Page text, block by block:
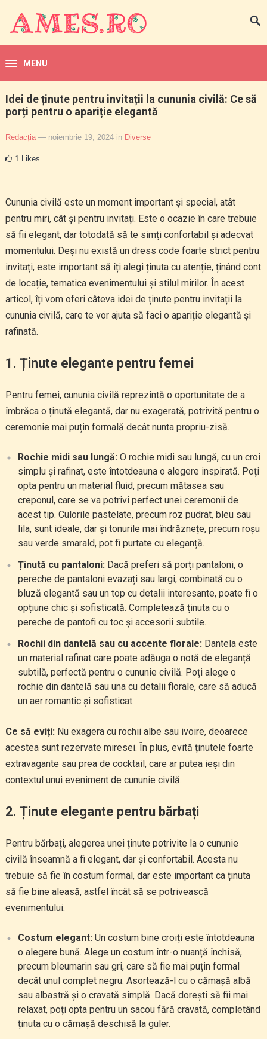
MENU
Idei de ținute pentru invitații la cununia civilă: Ce să
porți pentru o apariție elegantă
Redacția — noiembrie 19, 2024 in Diverse
1 Likes
Cununia civilă este un moment important și special, atât
pentru miri, cât și pentru invitați. Este o ocazie în care trebuie
să fii elegant, dar totodată să te simți confortabil și adecvat
momentului. Deși nu există un dress code foarte strict pentru
invitați, este important să îți alegi ținuta cu atenție, ținând cont
de locație, tematica evenimentului și stilul mirilor. În acest
articol, îți vom oferi câteva idei de ținute pentru invitații la
cununia civilă, care te vor ajuta să faci o apariție elegantă și
rafinată.
1. Ținute elegante pentru femei
Pentru femei, cununia civilă reprezintă o oportunitate de a
îmbrăca o ținută elegantă, dar nu exagerată, potrivită pentru o
ceremonie mai puțin formală decât nunta propriu-zisă.
Rochie midi sau lungă: O rochie midi sau lungă, cu un croi
simplu și rafinat, este întotdeauna o alegere inspirată. Poți
opta pentru un material fluid, precum mătasea sau
creponul, care se va potrivi perfect unei ceremonii de
acest tip. Culorile pastelate, precum roz pudrat, bleu sau
lila, sunt ideale, dar și tonurile mai îndrăznețe, precum roșu
sau verde smarald, pot fi purtate cu eleganță.
Ținută cu pantaloni: Dacă preferi să porți pantaloni, o
pereche de pantaloni evazați sau largi, combinată cu o
bluză elegantă sau un top cu detalii interesante, poate fi o
opțiune chic și sofisticată. Completează ținuta cu o
pereche de pantofi cu toc și accesorii subtile.
Rochii din dantelă sau cu accente florale: Dantela este
un material rafinat care poate adăuga o notă de eleganță
subtilă, perfectă pentru o cununie civilă. Poți alege o
rochie din dantelă sau una cu detalii florale, care să aducă
un aer romantic și sofisticat.
Ce să eviți: Nu exagera cu rochii albe sau ivoire, deoarece
acestea sunt rezervate miresei. În plus, evită ținutele foarte
extravagante sau prea de cocktail, care ar putea ieși din
contextul unui eveniment de cununie civilă.
2. Ținute elegante pentru bărbați
Pentru bărbați, alegerea unei ținute potrivite la o cununie
civilă înseamnă a fi elegant, dar și confortabil. Acesta nu
trebuie să fie în costum formal, dar este important ca ținuta
să fie bine aleasă, astfel încât să se potrivească
evenimentului.
Costum elegant: Un costum bine croiți este întotdeauna
o alegere bună. Alege un costum într-o nuanță închisă,
precum bleumarin sau gri, care să fie mai puțin formal
decât unul complet negru. Asortează-l cu o cămașă albă
sau albastră și o cravată simplă. Dacă dorești să fii mai
relaxat, poți opta pentru un sacou fără cravată, completând
ținuta cu o cămașă deschisă la guler.